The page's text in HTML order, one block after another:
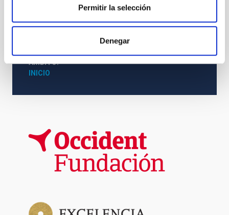
Permitir la selección
Denegar
investigadores e investigadoras de renombre internacional.
ÁMBITO
INICIO